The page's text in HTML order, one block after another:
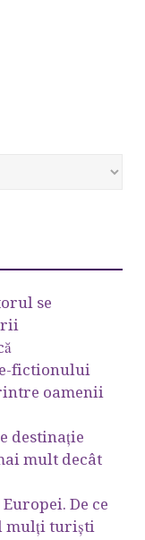
se
fictionului
oamenii
destinație
mult decât
De ce
mulți turiști